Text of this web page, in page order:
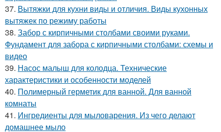
37. Вытяжки для кухни виды и отличия. Виды кухонных
вытяжек по режиму работы
38. Забор с кирпичными столбами своими руками.
Фундамент для забора с кирпичными столбами: схемы и
видео
39. Насос малыш для колодца. Технические
характеристики и особенности моделей
40. Полимерный герметик для ванной. Для ванной
комнаты
41. Ингредиенты для мыловарения. Из чего делают
домашнее мыло